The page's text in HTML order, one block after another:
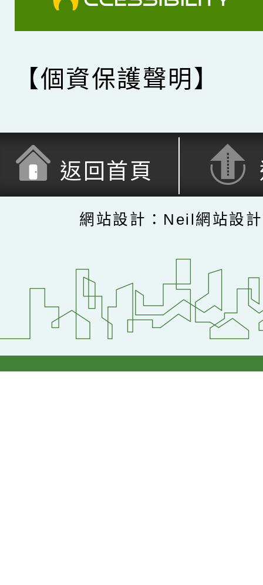
【個資保護聲明】
返回首頁
網站設計：Neil網站設